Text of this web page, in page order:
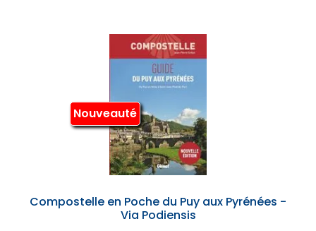
Nouveauté
Compostelle en Poche du Puy aux Pyrénées -
Via Podiensis